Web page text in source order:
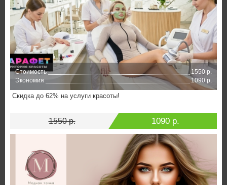
Стоимость
1550 р.
Экономия
1090 р.
Скидка до 62% на услуги красоты!
1550 р. 1090 р.